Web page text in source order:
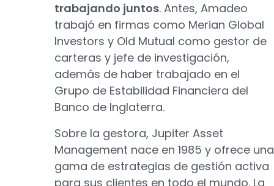
trabajando juntos. Antes, Amadeo
trabajó en firmas como Merian Global
Investors y Old Mutual como gestor de
carteras y jefe de investigación,
además de haber trabajado en el
Grupo de Estabilidad Financiera del
Banco de Inglaterra.
Sobre la gestora, Jupiter Asset
Management nace en 1985 y ofrece una
gama de estrategias de gestión activa
para sus clientes en todo el mundo. La